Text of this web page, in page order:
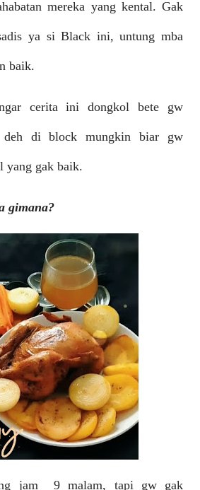
mereka yang kental. Gak
ya si Black ini, untung mba
baik.
cerita ini dongkol bete gw
deh di block mungkin biar gw
yang gak baik.
gimana?
jam 9 malam, tapi gw gak